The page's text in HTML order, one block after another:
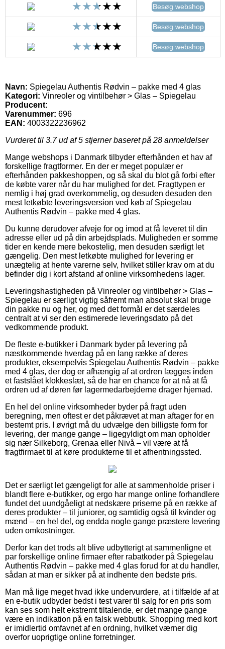
Besøg webshop
Besøg webshop
Besøg webshop
Navn: Spiegelau Authentis Rødvin – pakke med 4 glas
Kategori: Vinreoler og vintilbehør > Glas – Spiegelau
Producent:
Varenummer: 696
EAN: 4003322236962
Vurderet til 3.7ud af 5 stjerner baseret på 28 anmeldelser
Mange webshops i Danmark tilbyder efterhånden et hav af
forskellige fragtformer. En der er meget populær er
efterhånden pakkeshoppen, og så skal du blot gå forbi efter
de købte varer når du har mulighed for det. Fragttypen er
nemlig i høj grad overkommelig, og desuden desuden den
mest letkøbte leveringsversion ved køb af Spiegelau
Authentis Rødvin – pakke med 4 glas.
Du kunne derudover afveje for og imod at få leveret til din
adresse eller ud på din arbejdsplads. Muligheden er somme
tider en kende mere bekostelig, men desuden særligt let
gængelig. Den mest letkøbte mulighed for levering er
unægtelig at hente varerne selv, hvilket stiller krav om at du
befinder dig i kort afstand af online virksomhedens lager.
Leveringshastigheden på Vinreoler og vintilbehør > Glas –
Spiegelau er særligt vigtig såfremt man absolut skal bruge
din pakke nu og her, og med det formål er det særdeles
centralt at vi ser den estimerede leveringsdato på det
vedkommende produkt.
De fleste e-butikker i Danmark byder på levering på
næstkommende hverdag på en lang række af deres
produkter, eksempelvis Spiegelau Authentis Rødvin – pakke
med 4 glas, der dog er afhængig af at ordren lægges inden
et fastslået klokkeslæt, så de har en chance for at nå at få
ordren ud af døren før lagermedarbejderne drager hjemad.
En hel del online virksomheder byder på fragt uden
beregning, men oftest er det påkrævet at man aftager for en
bestemt pris. I øvrigt må du udvælge den billigste form for
levering, der mange gange – ligegyldigt om man opholder
sig nær Silkeborg, Grenaa eller Nivå – vil være at få
fragtfirmaet til at køre produkterne til et afhentningssted.
Det er særligt let gængeligt for alle at sammenholde priser i
blandt flere e-butikker, og ergo har mange online forhandlere
fundet det uundgåeligt at nedskære priserne på en række af
deres produkter – til juniorer, og samtidig også til kvinder og
mænd – en hel del, og endda nogle gange præstere levering
uden omkostninger.
Derfor kan det trods alt blive udbytterigt at sammenligne et
par forskellige online firmaer efter rabatkoder på Spiegelau
Authentis Rødvin – pakke med 4 glas forud for at du handler,
sådan at man er sikker på at indhente den bedste pris.
Man må lige meget hvad ikke undervurdere, at i tilfælde af at
en e-butik udbyder bedst i test varer til salg for en pris som
kan ses som helt ekstremt tiltalende, er det mange gange
være en indikation på en falsk webbutik. Shopping med kort
er imidlertid omfavnet af en ordning, hvilket værner dig
overfor uoprigtige online forretninger.